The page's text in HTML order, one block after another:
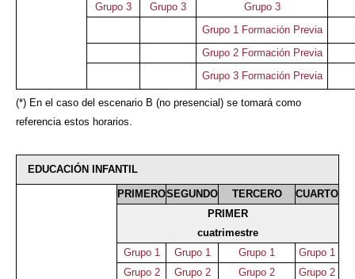
Grupo 3
Grupo 3
Grupo 3
Grupo 1 Formación Previa
Grupo 2 Formación Previa
Grupo 3 Formación Previa
(*) En el caso del escenario B (no presencial) se tomará como
referencia estos horarios.
EDUCACIÓN INFANTIL
PRIMEROSEGUNDO TERCERO
CUARTO
PRIMER
cuatrimestre
Grupo 1
Grupo 1 Grupo 1
Grupo 1
Grupo 2
Grupo 2 Grupo 2
Grupo 2